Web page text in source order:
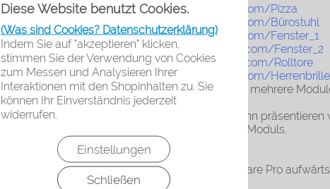
Diese Website benutzt Cookies.
(Was sind Cookies? Datenschutzerklärung)
Indem Sie auf "akzeptieren" klicken,
stimmen Sie der Verwendung von Cookies
zum Messen und Analysieren Ihrer
Interaktionen mit den Shopinhalten zu. Sie
können Ihr Einverständnis jederzeit
widerrufen.
Einstellungen
Schließen
demo5.shopsoftware.com/Pizza
demo5.shopsoftware.com/Bürostuhl
demo5.shopsoftware.com/Fenster_1
demo11.shopsoftware.com/Fenster_2
demo11.shopsoftware.com/Rolltore
demo9.shopsoftware.com/
Achtung: teilweise sind mehrere
Fragen Sie gern an, dann
dieses umfangreichen Moduls.
Systemvoraussetzung
- ab Flow® Shopsoftware Pro aufwärts